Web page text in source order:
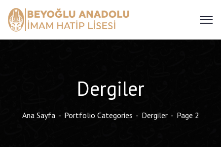
Dergiler
Ana Sayfa Portfolio Categories Dergiler Page 2